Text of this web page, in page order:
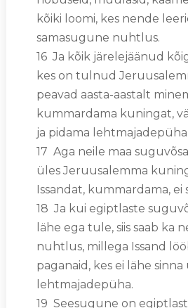
kõiki loomi, kes nende
samasugune nuhtlus.
16 Ja kõik järelejäänud
kes on tulnud
peavad aasta-aastalt
kummardama kuningat,
ja pidama lehtmajadepüha.
17 Aga neile maa
üles Jeruusalemma
Issandat, kummardama, ei
18 Ja kui egiptlaste
lähe ega tule, siis saab ka
nuhtlus, millega Issand
paganaid, kes ei lähe
lehtmajadepüha.
19 Seesugune on